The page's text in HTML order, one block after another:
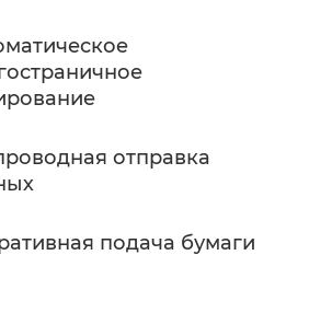
отправка
подача бумаги